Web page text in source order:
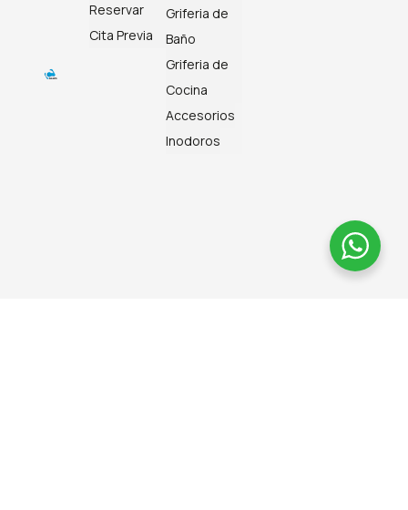
Reservar
Cita Previa
Griferia de
Baño
Griferia de
Cocina
Accesorios
Inodoros